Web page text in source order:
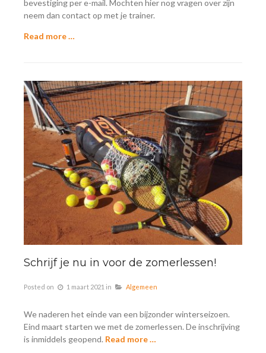
bevestiging per e-mail. Mochten hier nog vragen over zijn
neem dan contact op met je trainer.
Read more …
Schrijf je nu in voor de zomerlessen!
Posted on 1 maart 2021 in Algemeen
We naderen het einde van een bijzonder winterseizoen.
Eind maart starten we met de zomerlessen. De inschrijving
is inmiddels geopend. Read more …